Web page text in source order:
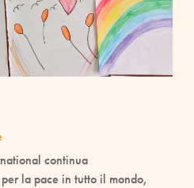
continua
la pace in tutto il mondo,